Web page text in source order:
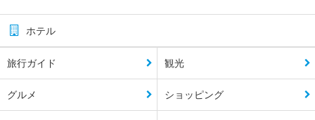
ホテル
旅行ガイド 観光
グルメ ショッピング